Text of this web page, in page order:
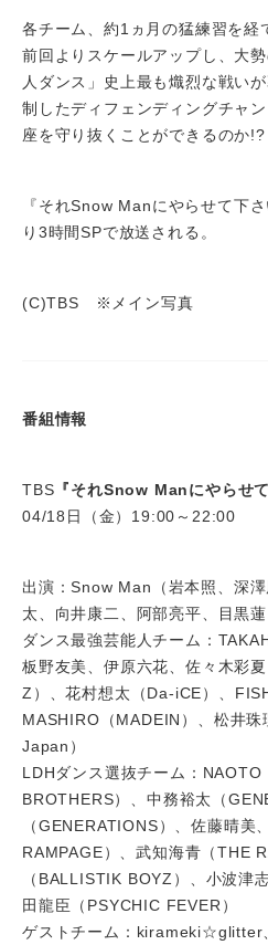
各チーム、約1ヵ月の猛練習を経
前回よりスケールアップし、大
人ダンス」史上最も熾烈な戦い
制したディフェンディングチャ
座を守り抜くことができるのか!?
『それSnow Manにやらせて下
り3時間SPで放送される。
(C)TBS ※メイン写真
番組情報
TBS 『それSnow Manにやらせ
04/18日（金）19:00～22:00
出演：Snow Man（岩本照、深
太、向井康二、阿部亮平、目黒
ダンス最強芸能人チーム：
板野友美、伊原六花、佐々木彩
Z）、花村想太（Da-iCE）、
MASHIRO（MADEIN）、松井
Japan）
LDHダンス選抜チーム：NAOTO
BROTHERS）、中務裕太（
（GENERATIONS）、佐藤晴美
RAMPAGE）、武知海青（THE
（BALLISTIK BOYZ）、小波津
田龍臣（PSYCHIC FEVER）
ゲストチーム：kirameki☆glitter